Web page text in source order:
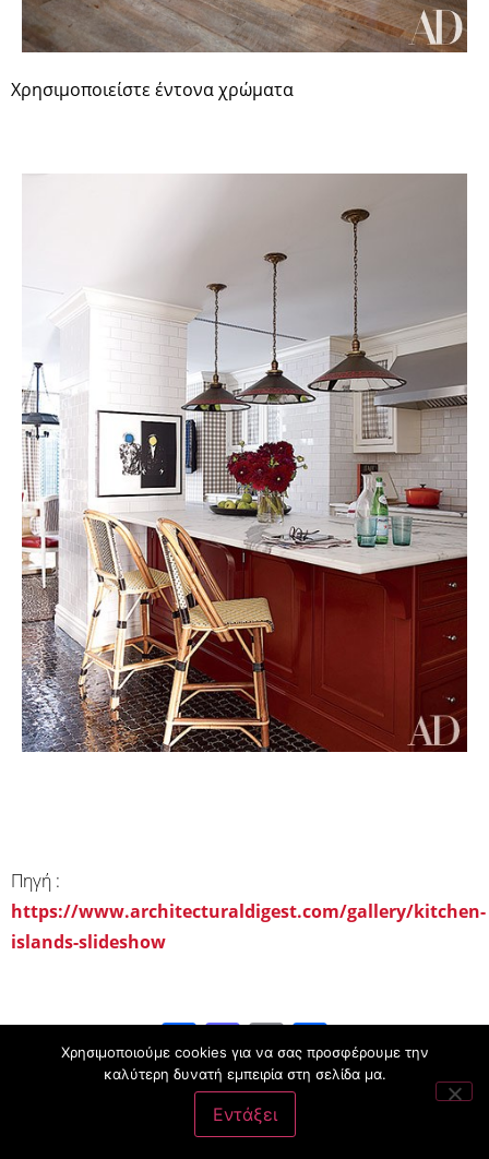
Χρησιμοποιείστε έντονα χρώματα
Πηγή :
https://www.architecturaldigest.com/gallery/kitchen-
islands-slideshow
Facebook
Mastodon
Email
Χρησιμοποιούμε cookies για να σας προσφέρουμε την
καλύτερη δυνατή εμπειρία στη σελίδα μα.
Εντάξει